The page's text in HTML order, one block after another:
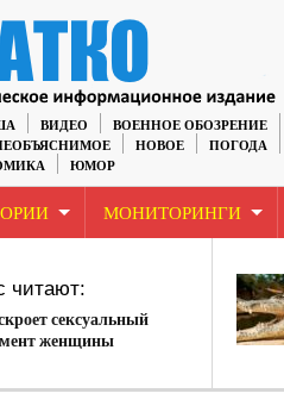
ВИДЕО ВОЕННОЕ ОБОЗРЕНИЕ
НОВОЕ ПОГОДА
ЮМОР
МОНИТОРИНГИ
читают:
сексуальный
женщины